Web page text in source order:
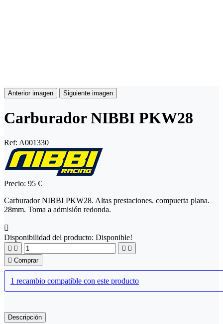
Anterior imagen Siguiente imagen
Carburador NIBBI PKW28
Ref: A001330
Precio: 95 €
Carburador NIBBI PKW28. Altas prestaciones. compuerta plana.
28mm. Toma a admisión redonda.

Disponibilidad del producto: Disponible!
   
 Comprar
1 recambio compatible con este producto
Descripción